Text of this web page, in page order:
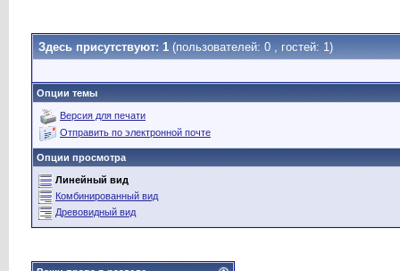
Здесь присутствуют: 1 (пользователей: 0 , гостей: 1)
Опции темы
Версия для печати
Отправить по электронной почте
Опции просмотра
Линейный вид
Комбинированный вид
Древовидный вид